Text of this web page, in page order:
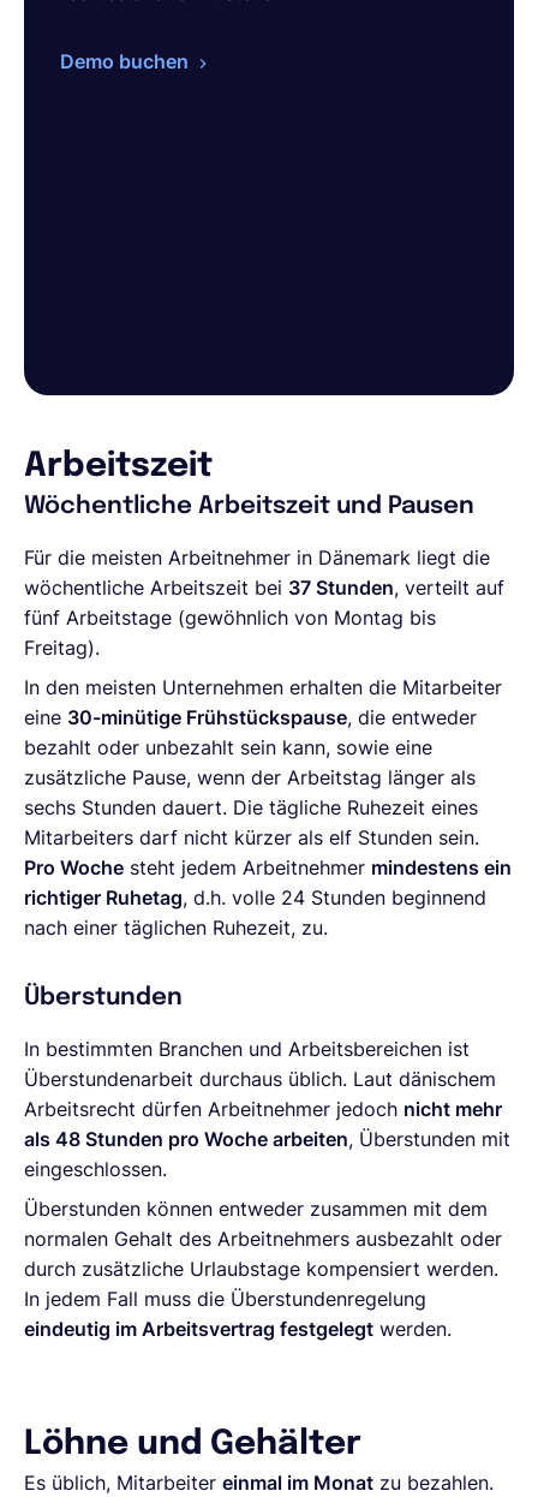
Demo buchen
Arbeitszeit
Wöchentliche Arbeitszeit und Pausen
Für die meisten Arbeitnehmer in Dänemark liegt die
wöchentliche Arbeitszeit bei 37 Stunden, verteilt auf
fünf Arbeitstage (gewöhnlich von Montag bis
Freitag).
In den meisten Unternehmen erhalten die Mitarbeiter
eine 30-minütige Frühstückspause, die entweder
bezahlt oder unbezahlt sein kann, sowie eine
zusätzliche Pause, wenn der Arbeitstag länger als
sechs Stunden dauert. Die tägliche Ruhezeit eines
Mitarbeiters darf nicht kürzer als elf Stunden sein.
Pro Woche steht jedem Arbeitnehmer mindestens ein
richtiger Ruhetag, d.h. volle 24 Stunden beginnend
nach einer täglichen Ruhezeit, zu.
Überstunden
In bestimmten Branchen und Arbeitsbereichen ist
Überstundenarbeit durchaus üblich. Laut dänischem
Arbeitsrecht dürfen Arbeitnehmer jedoch nicht mehr
als 48 Stunden pro Woche arbeiten, Überstunden mit
eingeschlossen.
Überstunden können entweder zusammen mit dem
normalen Gehalt des Arbeitnehmers ausbezahlt oder
durch zusätzliche Urlaubstage kompensiert werden.
In jedem Fall muss die Überstundenregelung
eindeutig im Arbeitsvertrag festgelegt werden.
Löhne und Gehälter
Es üblich, Mitarbeiter einmal im Monat zu bezahlen.